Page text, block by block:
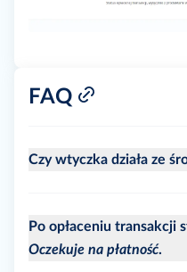
FAQ
Czy wtyczka działa ze
Po opłaceniu transakcji
Oczekuje na płatność.